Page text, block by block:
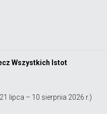
Wszystkich Istot
lipca – 10 sierpnia 2026 r.)